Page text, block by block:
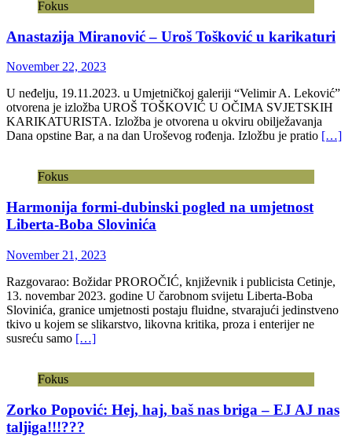
Fokus
Anastazija Miranović – Uroš Tošković u karikaturi
November 22, 2023
U neđelju, 19.11.2023. u Umjetničkoj galeriji “Velimir A. Leković”
otvorena je izložba UROŠ TOŠKOVIĆ U OČIMA SVJETSKIH
KARIKATURISTA. Izložba je otvorena u okviru obilježavanja
Dana opstine Bar, a na dan Uroševog rođenja. Izložbu je pratio […]
Fokus
Harmonija formi-dubinski pogled na umjetnost
Liberta-Boba Slovinića
November 21, 2023
Razgovarao: Božidar PROROČIĆ, književnik i publicista Cetinje,
13. novembar 2023. godine U čarobnom svijetu Liberta-Boba
Slovinića, granice umjetnosti postaju fluidne, stvarajući jedinstveno
tkivo u kojem se slikarstvo, likovna kritika, proza i enterijer ne
susreću samo […]
Fokus
Zorko Popović: Hej, haj, baš nas briga – EJ AJ nas
taljiga!!!???